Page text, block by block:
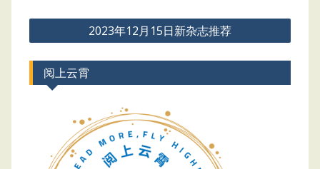
Post
navigation
2023年12月15日新杂志推荐
阅上云霄